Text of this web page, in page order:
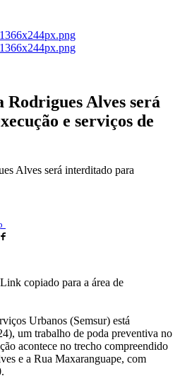
Rodrigues Alves será
e serviços de
Link copiado para a área de
Urbanos (Semsur) está
um trabalho de poda preventiva no
acontece no trecho compreendido
e a Rua Maxaranguape, com